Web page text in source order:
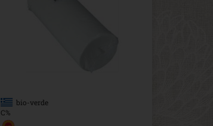
bio-verde
C%